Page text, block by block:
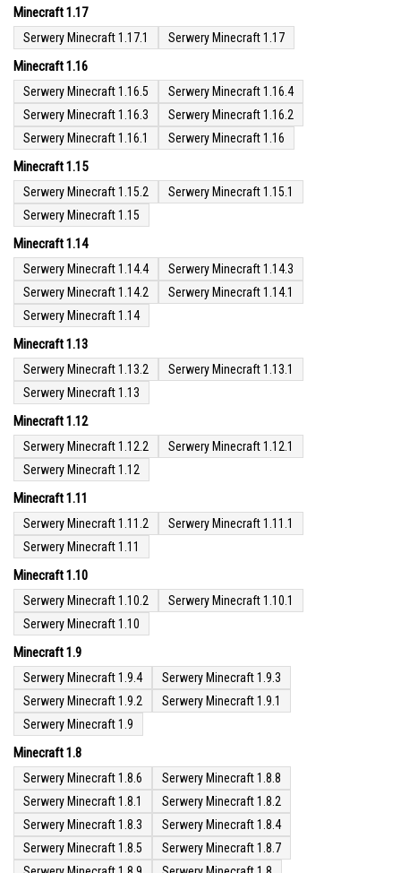
Minecraft 1.17
Serwery Minecraft 1.17.1 Serwery Minecraft 1.17
Minecraft 1.16
Serwery Minecraft 1.16.5
Serwery Minecraft 1.16.4
Serwery Minecraft 1.16.3
Serwery Minecraft 1.16.2
Serwery Minecraft 1.16.1
Serwery Minecraft 1.16
Minecraft 1.15
Serwery Minecraft 1.15.2
Serwery Minecraft 1.15.1
Serwery Minecraft 1.15
Minecraft 1.14
Serwery Minecraft 1.14.4
Serwery Minecraft 1.14.3
Serwery Minecraft 1.14.2
Serwery Minecraft 1.14.1
Serwery Minecraft 1.14
Minecraft 1.13
Serwery Minecraft 1.13.2
Serwery Minecraft 1.13.1
Serwery Minecraft 1.13
Minecraft 1.12
Serwery Minecraft 1.12.2
Serwery Minecraft 1.12.1
Serwery Minecraft 1.12
Minecraft 1.11
Serwery Minecraft 1.11.2
Serwery Minecraft 1.11.1
Serwery Minecraft 1.11
Minecraft 1.10
Serwery Minecraft 1.10.2
Serwery Minecraft 1.10.1
Serwery Minecraft 1.10
Minecraft 1.9
Serwery Minecraft 1.9.4
Serwery Minecraft 1.9.3
Serwery Minecraft 1.9.2
Serwery Minecraft 1.9.1
Serwery Minecraft 1.9
Minecraft 1.8
Serwery Minecraft 1.8.6
Serwery Minecraft 1.8.8
Serwery Minecraft 1.8.1
Serwery Minecraft 1.8.2
Serwery Minecraft 1.8.3
Serwery Minecraft 1.8.4
Serwery Minecraft 1.8.5
Serwery Minecraft 1.8.7